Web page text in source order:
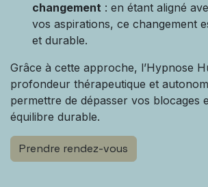
changement : en étant aligné
vos aspirations, ce changement
et durable.
Grâce à cette approche, l’Hypnose
profondeur thérapeutique et
permettre de dépasser vos blocages
équilibre durable.
Prendre rendez-vous